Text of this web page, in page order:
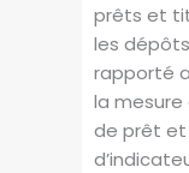
prêts et
les
rapporté
la
de prêt et